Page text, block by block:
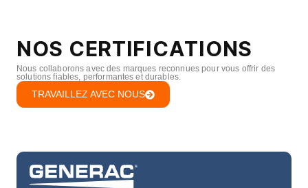
NOS CERTIFICATIONS
Nous collaborons avec des marques reconnues pour vous offrir des
solutions fiables, performantes et durables.
TRAVAILLEZ AVEC NOUS